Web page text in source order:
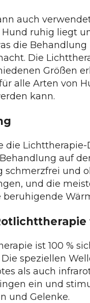
auch
ruhig liegt
die Behandlung
Die
Größen
alle Arten von
kann.
die Lichttherapie-
auf
schmerzfrei und
und die
ist 100 %
speziellen
als auch
ein und
und Gelenke.